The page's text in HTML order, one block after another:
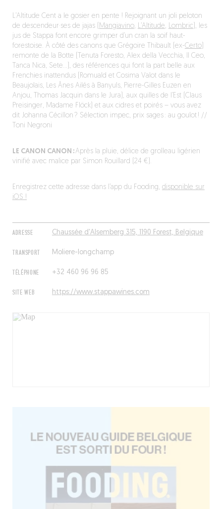
ADRESSE Chaussée d'Alsemberg 315, 1190 Forest, Belgique
TRANSPORT Moliere-longchamp
TÉLÉPHONE +32 460 96 96 85
SITE WEB https://www.stappawines.com
L’Altitude Cent a le gosier en pente ! Rejoignant un joli peloton
de descendeur·ses de jajas ( Mangiavino, L’Altitude, Lombric ), les
jus de Stappa font encore grimper d’un cran la soif haut-
forestoise. À côté des canons que Grégoire Thibault (ex-Certo)
remonte de la Botte (Tenuta Foresto, Alex della Vecchia, Il Ceo,
Tanca Nica, Sete…), des références qui font la part belle aux
Frenchies inattendus (Romuald et Cosima Valot dans le
Beaujolais, Les Ânes Ailés à Banyuls, Pierre-Gilles Euzen en
Anjou, Thomas Jacquin dans le Jura), aux quilles de l’Est (Claus
Preisinger, Madame Flöck) et aux cidres et poirés – vous avez
dit Johanna Cécillon ? Sélection impec, prix sages : au goulot ! //
Toni Negroni
LE CANON CANON :Après la pluie, délice de grolleau ligérien
vinifié avec malice par Simon Rouillard (24 €).
Enregistrez cette adresse dans l’app du Fooding, disponible sur
iOS !